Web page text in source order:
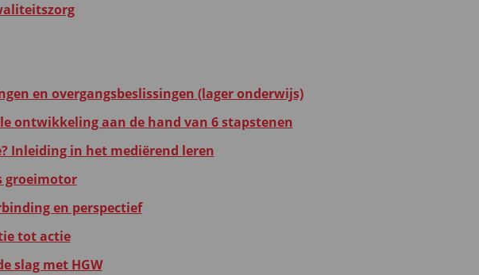
en overgangsbeslissingen (lager onderwijs)
ontwikkeling aan de hand van 6 stapstenen
Inleiding in het mediërend leren
groeimotor
en perspectief
tot actie
slag met HGW